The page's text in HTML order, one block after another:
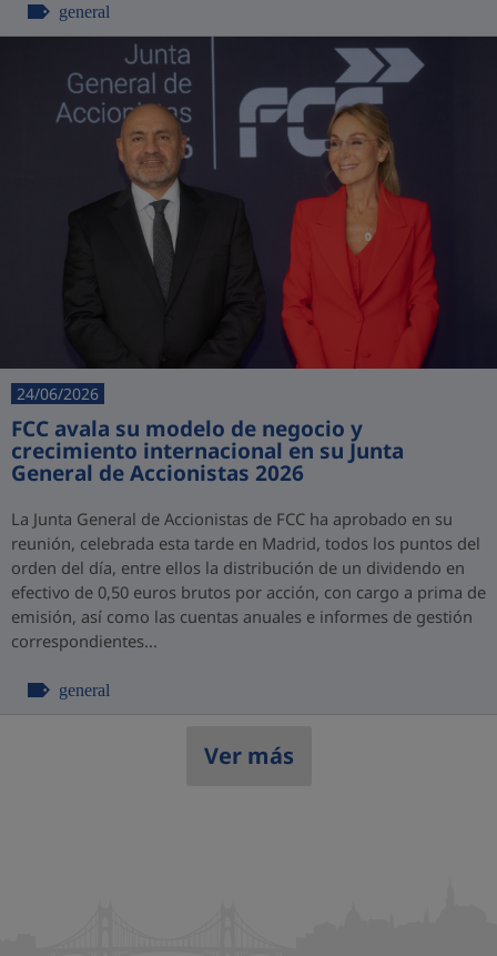
general
24/06/2026
FCC avala su modelo de negocio y
crecimiento internacional en su Junta
General de Accionistas 2026
La Junta General de Accionistas de FCC ha aprobado en su
reunión, celebrada esta tarde en Madrid, todos los puntos del
orden del día, entre ellos la distribución de un dividendo en
efectivo de 0,50 euros brutos por acción, con cargo a prima de
emisión, así como las cuentas anuales e informes de gestión
correspondientes...
general
Ver más